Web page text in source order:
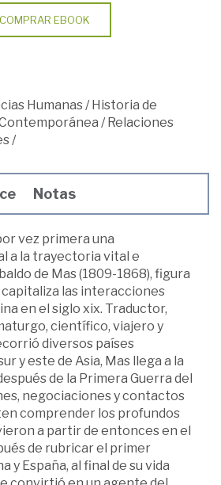
COMPRAR EBOOK
Humanas/ Historia de
Contemporánea / Relaciones
/
Notas
vez primera una
a la trayectoria vital e
de Mas (1809-1868), figura
las interacciones
en el siglo xix. Traductor,
científico, viajero y
diversos países
y este de Asia, Mas llega a la
de la Primera Guerra del
negociaciones y contactos
comprender los profundos
a partir de entonces en el
de rubricar el primer
y España, al final de su vida